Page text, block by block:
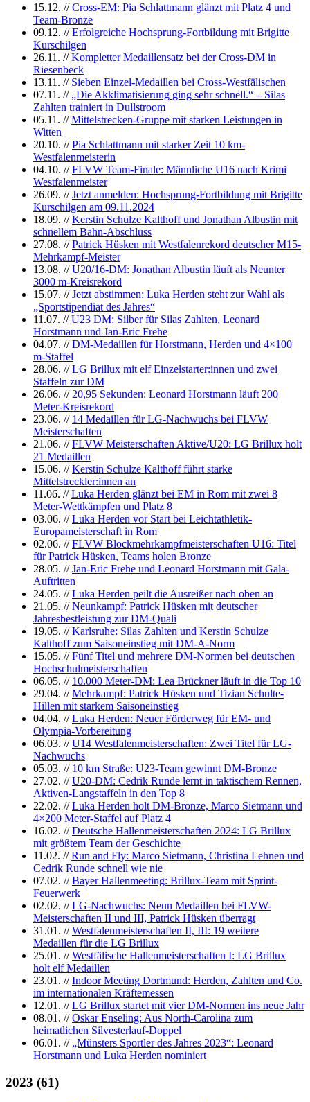
15.12. //Cross-EM: Pia Schlattmann glänzt mit Platz 4 und
Team-Bronze
09.12. //Erfolgreiche Hochsprung-Fortbildung mit Brigitte
Kurschilgen
26.11. //Kompletter Medaillensatz bei der Cross-DM in
Riesenbeck
13.11. // Sieben Einzel-Medaillen bei Cross-Westfälischen
07.11. // „Die Akklimatisierung ging sehr schnell.“ – Silas
Zahlten trainiert in Dullstroom
05.11. //Mittelstrecken-Gruppe mit starken Leistungen in
Witten
20.10. //Pia Schlattmann mit starker Zeit 10 km-
Westfalenmeisterin
04.10. //FLVW Team-Finale: Männliche U16 nach Krimi
Westfalenmeister
26.09. //Jetzt anmelden: Hochsprung-Fortbildung mit Brigitte
Kurschilgen am 09.11.2024
18.09. //Kerstin Schulze Kalthoff und Jonathan Albustin mit
schnellem Bahn-Abschluss
27.08. //Patrick Hüsken mit Westfalenrekord deutscher M15-
Mehrkampf-Meister
13.08. //U20/16-DM: Jonathan Albustin läuft als Neunter
3000 m-Kreisrekord
15.07. //Jetzt abstimmen: Luka Herden steht zur Wahl als
„Sportstipendiat des Jahres“
11.07. //U23 DM: Silber für Silas Zahlten, Leonard
Horstmann und Jan-Eric Frehe
04.07. //DM-Medaillen für Horstmann, Herden und 4×100
m-Staffel
28.06. //LG Brillux mit elf Einzelstarter:innen und zwei
Staffeln zur DM
26.06. // 20,95 Sekunden: Leonard Horstmann läuft 200
Meter-Kreisrekord
23.06. // 14 Medaillen für LG-Nachwuchs bei FLVW
Meisterschaften
21.06. //FLVW Meisterschaften Aktive/U20: LG Brillux holt
21 Medaillen
15.06. //Kerstin Schulze Kalthoff führt starke
Mittelstreckler:innen an
11.06. //Luka Herden glänzt bei EM in Rom mit zwei 8
Meter-Wettkämpfen und Platz 8
03.06. //Luka Herden vor Start bei Leichtathletik-
Europameisterschaft in Rom
02.06. //FLVW Blockmehrkampfmeisterschaften U16: Titel
für Patrick Hüsken, Teams holen Bronze
28.05. //Jan-Eric Frehe und Leonard Horstmann mit Gala-
Auftritten
24.05. //Luka Herden peilt die Ausreißer nach oben an
21.05. //Neunkampf: Patrick Hüsken mit deutscher
Jahresbestleistung zur DM-Quali
19.05. //Karlsruhe: Silas Zahlten und Kerstin Schulze
Kalthoff zum Saisoneinstieg mit DM-A-Norm
15.05. //Fünf Titel und mehrere DM-Normen bei deutschen
Hochschulmeisterschaften
06.05. // 10.000 Meter-DM: Lea Brückner läuft in die Top 10
29.04. //Mehrkampf: Patrick Hüsken und Tizian Schulte-
Hillen mit starkem Saisoneinstieg
04.04. //Luka Herden: Neuer Förderweg für EM- und
Olympia-Vorbereitung
06.03. //U14 Westfalenmeisterschaften: Zwei Titel für LG-
Nachwuchs
05.03. // 10 km Straße: U23-Team gewinnt DM-Bronze
27.02. //U20-DM: Cedrik Runde lernt in taktischem Rennen,
Aktiven-Langstaffeln in den Top 8
22.02. //Luka Herden holt DM-Bronze, Marco Sietmann und
4×200 Meter-Staffel auf Platz 4
16.02. //Deutsche Hallenmeisterschaften 2024: LG Brillux
mit größtem Team der Geschichte
11.02. //Run and Fly: Marco Sietmann, Christina Lehnen und
Cedrik Runde schnell wie nie
07.02. //Bayer Hallenmeeting: Brillux-Team mit Sprint-
Feuerwerk
02.02. //LG-Nachwuchs: Neun Medaillen bei FLVW-
Meisterschaften II und III, Patrick Hüsken überragt
31.01. //Westfalenmeisterschaften II, III: 19 weitere
Medaillen für die LG Brillux
25.01. //Westfälische Hallenmeisterschaften I: LG Brillux
holt elf Medaillen
23.01. //Indoor Meeting Dortmund: Herden, Zahlten und Co.
im internationalen Kräftemessen
12.01. //LG Brillux startet mit vier DM-Normen ins neue Jahr
08.01. //Oskar Enseling: Aus North-Carolina zum
heimatlichen Silvesterlauf-Doppel
06.01. // „Münsters Sportler des Jahres 2023“: Leonard
Horstmann und Luka Herden nominiert
2023 (61)